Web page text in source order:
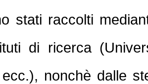
stati raccolti
di ricerca
nonchè dalle